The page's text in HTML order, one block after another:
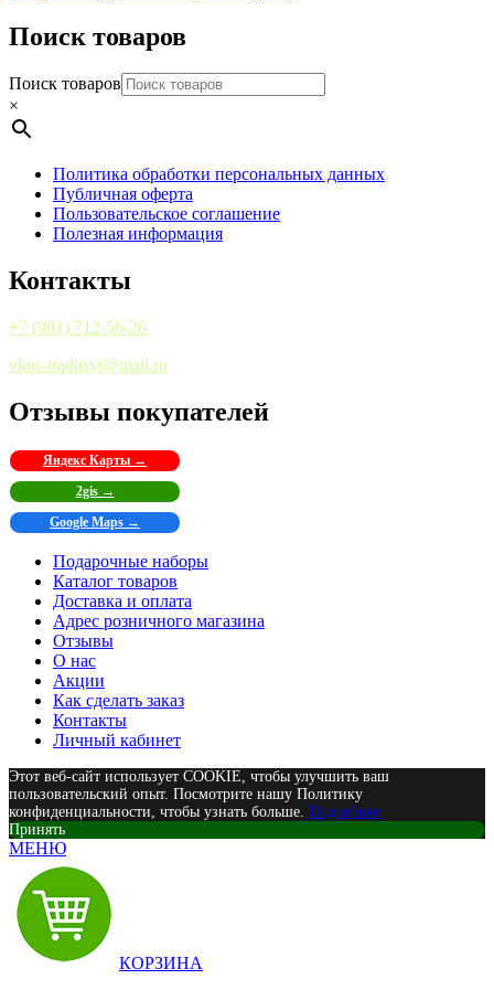
Поиск товаров
Поиск товаров
×
Политика обработки персональных данных
Публичная оферта
Пользовательское соглашение
Полезная информация
Контакты
+7 (981) 712-56-26
vkus-traditsyi@mail.ru
Отзывы покупателей
Яндекс Карты →
2gis →
Google Maps →
Подарочные наборы
Каталог товаров
Доставка и оплата
Адрес розничного магазина
Отзывы
О нас
Акции
Как сделать заказ
Контакты
Личный кабинет
Этот веб-сайт использует COOKIE, чтобы улучшить ваш
пользовательский опыт. Посмотрите нашу Политику
конфиденциальности, чтобы узнать больше. Подробнее
Принять
МЕНЮ
КОРЗИНА